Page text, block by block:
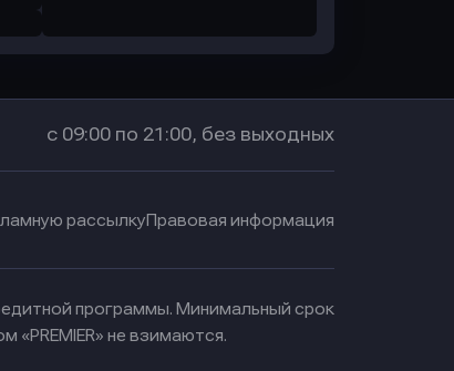
с 09:00 по 21:00, без выходных
рассылкуПравовая информация
программы. Минимальный срок
не взимаются.